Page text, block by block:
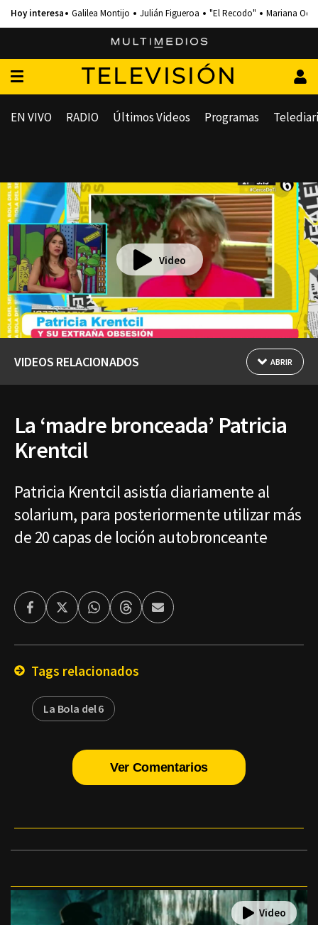
Galilea Montijo Julián Figueroa "El Recodo" Mariana
TELEVISIÓN
EN VIVO RADIO Últimos Videos Programas
Video
VIDEOS RELACIONADOS ABRIR
La ‘madre bronceada’ Patricia
Krentcil
Patricia Krentcil asistía diariamente al
solarium, para posteriormente utilizar más
de 20 capas de loción autobronceante
FacebookTwitterWhatsappThreadsEnviar
por
Tags relacionados
La Bola del 6
Ver Comentarios